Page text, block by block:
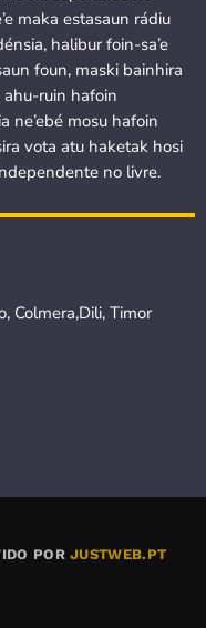
maka estasaun rádiu
halibur foin-sa’e
foun, maski bainhira
ahu-ruin hafoin
ne’ebé mosu hafoin
vota atu haketak hosi
no livre.
Colmera,Dili, Timor
PORJUSTWEB.PT